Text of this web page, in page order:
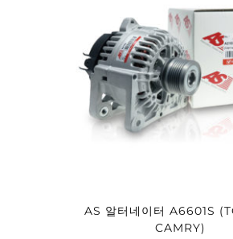
AS 알터네이터 A6601S
CAMRY)